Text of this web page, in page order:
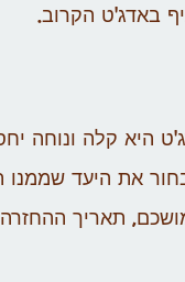
באדג'ט הקרוב.
היא קלה ונוחה
את היעד
תאריך